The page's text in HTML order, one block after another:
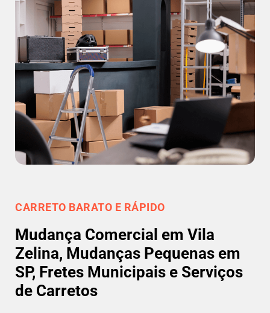
CARRETO BARATO E RÁPIDO
Mudança Comercial em Vila
Zelina, Mudanças Pequenas em
SP, Fretes Municipais e Serviços
de Carretos